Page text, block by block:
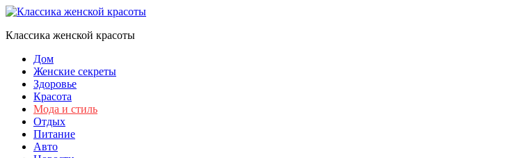
Skip
content
Классика женской красоты
Дом
Женские секреты
Здоровье
Красота
Мода и стиль
Отдых
Питание
Авто